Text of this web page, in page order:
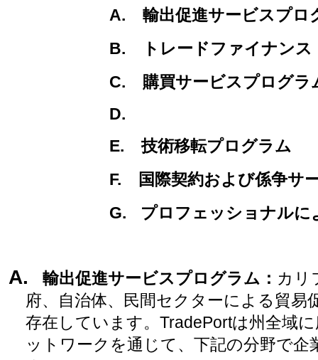
A.
輸出促進サービスプロ
B.
トレードファイナン
C.
購買サービスプログラ
D.
E.
技術移転プログラム
F.
国際契約および係争サ
G.
プロフェッショナルに
A. 輸出促進サービスプログラム ： カリ
府、自治体、民間セクターによる貿易
存在しています。 TradePortは州全域
ットワークを通じて、下記の分野で